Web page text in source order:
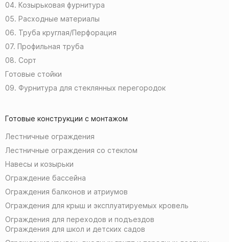
04. Козырьковая фурнитура
05. Расходные материалы
06. Труба круглая/Перфорация
07. Профильная труба
08. Сорт
Готовые стойки
09. Фурнитура для стеклянных перегородок
Готовые конструкции с монтажом
Лестничные ограждения
Лестничные ограждения со стеклом
Навесы и козырьки
Ограждение бассейна
Ограждения балконов и атриумов
Ограждения для крыш и эксплуатируемых кровель
Ограждения для переходов и подъездов
Ограждения для школ и детских садов